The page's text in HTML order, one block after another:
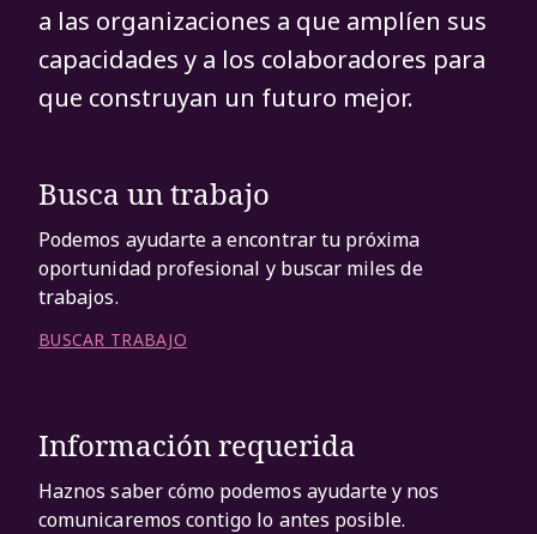
a las organizaciones a que amplíen sus
capacidades y a los colaboradores para
que construyan un futuro mejor.
Busca un trabajo
Podemos ayudarte a encontrar tu próxima
oportunidad profesional y buscar miles de
trabajos.
BUSCAR TRABAJO
Información requerida
Haznos saber cómo podemos ayudarte y nos
comunicaremos contigo lo antes posible.